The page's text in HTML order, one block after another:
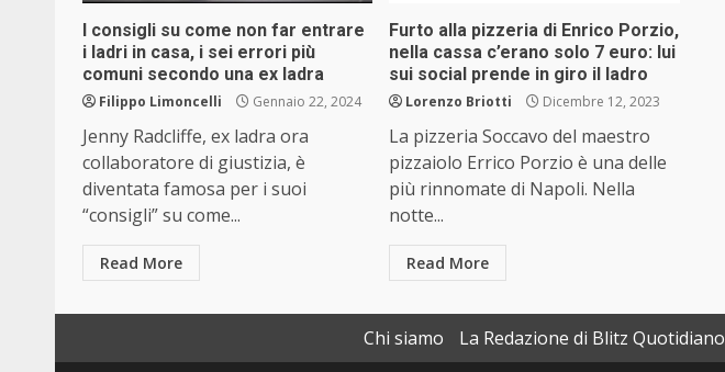
I consigli su come non far entrare
i ladri in casa, i sei errori più
comuni secondo una ex ladra
Filippo Limoncelli Gennaio 22, 2024
Jenny Radcliffe, ex ladra ora
collaboratore di giustizia, è
diventata famosa per i suoi
“consigli” su come...
Read More
Furto alla pizzeria di Enrico Porzio,
nella cassa c’erano solo 7 euro: lui
sui social prende in giro il ladro
Lorenzo Briotti Dicembre 12, 2023
La pizzeria Soccavo del maestro
pizzaiolo Errico Porzio è una delle
più rinnomate di Napoli. Nella
notte...
Read More
Chi siamo La Redazione di Blitz Quotidiano